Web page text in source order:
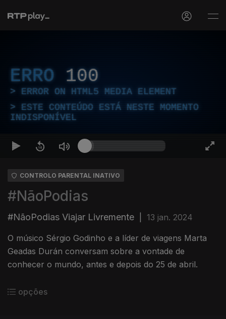
ERRO 100
ERROR ON HTML5 MEDIA ELEMENT
ESTE CONTEÚDO ESTÁ NESTE MOMENTO
INDISPONÍVEL
CONTROLO PARENTAL INATIVO
#NãoPodias
#NãoPodias Viajar Livremente 13 jan. 2024
O músico Sérgio Godinho e a líder de viagens Marta
Geadas Durán conversam sobre a vontade de
conhecer o mundo, antes e depois do 25 de abril.
opções